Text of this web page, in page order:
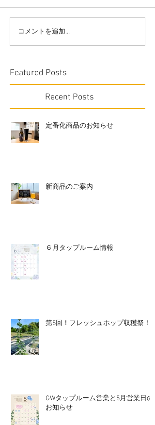
コメントを追加…
Featured Posts
Recent Posts
定番化商品のお知らせ
新商品のご案内
６月タップルーム情報
第5回！フレッシュホップ収穫祭！
GWタップルーム営業と5月営業日の
お知らせ